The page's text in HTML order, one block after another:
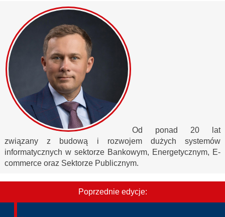
Od ponad 20 lat
związany z budową i rozwojem dużych systemów
informatycznych w sektorze Bankowym, Energetycznym, E-
commerce oraz Sektorze Publicznym.
Poprzednie edycje: